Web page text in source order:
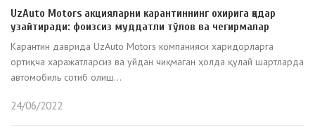
UzAuto Motors акцияларни карантиннинг охирига қадар
узайтиради: фоизсиз муддатли тўлов ва чегирмалар
Карантин даврида UzAuto Motors компанияси харидорларга
ортиқча харажатларсиз ва уйдан чиқмаган ҳолда қулай шартларда
автомобиль сотиб олиш...
24/06/2022